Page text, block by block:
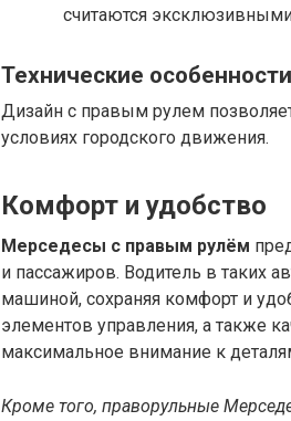
считаются
Технические особенности
Дизайн с правым рулем
условиях городского движения.
Комфорт и удобство
Мерседесы с правым рулём
и пассажиров. Водитель в таких
машиной, сохраняя комфорт и
элементов управления, а также
максимальное внимание к
Кроме того, праворульные